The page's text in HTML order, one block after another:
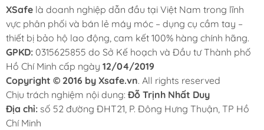
XSafe là doanh nghiệp dẫn đầu tại Việt Nam trong lĩnh
vực phân phối và bán lẻ máy móc – dụng cụ cầm tay –
thiết bị bảo hộ lao động, cam kết 100% hàng chính hãng.
GPKD: 0315625855 do Sở Kế hoạch và Đầu tư Thành phố
Hồ Chí Minh cấp ngày 12/04/2019
Copyright © 2016 by Xsafe.vn. All rights reserved
Chịu trách nghiệm nội dung: Đỗ Trịnh Nhất Duy
Địa chỉ: số 52 đường ĐHT21, P. Đông Hưng Thuận, TP Hồ
Chí Minh